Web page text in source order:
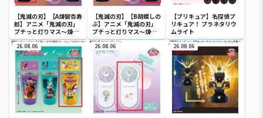
【鬼滅の刃】【A煉獄杏寿
郎】アニメ「鬼滅の刃」
プチっと灯りマス～煉獄
杏寿郎・胡蝶しのぶ～
【鬼滅の刃】【B胡蝶しの
ぶ】アニメ「鬼滅の刃」
プチっと灯りマス～煉獄
杏寿郎・胡蝶しのぶ～
【プリキュア】名探偵プ
リキュア！ プラネタリウ
ムライト
26.08.06 26.08.06 26.08.06